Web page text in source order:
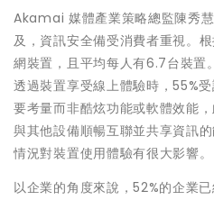
Akamai 媒體產業策略總監陳秀
及，資訊安全備受消費者重視。
網裝置，且平均每人有6.7台裝置
透過裝置享受線上體驗時，55%
要考量而非酷炫功能或軟體效能
與其他設備順暢互聯並共享資訊
情況對裝置使用體驗有很大影響。
以企業的角度來說，52%的企業